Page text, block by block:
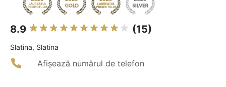
8.9 (15)
Slatina, Slatina
Afișează numărul de telefon